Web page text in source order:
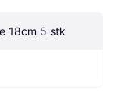
18cm 5 stk